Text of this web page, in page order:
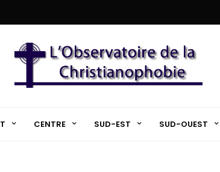
CENTRE SUD-EST SUD-OUEST